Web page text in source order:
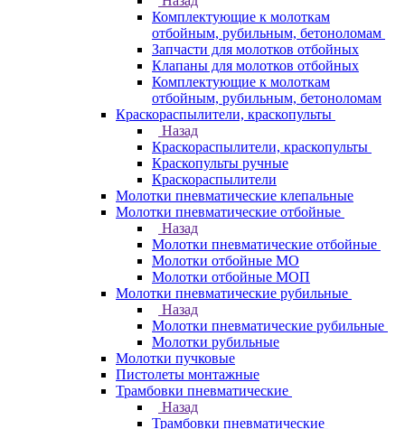
Комплектующие к молоткам
отбойным, рубильным, бетоноломам
Запчасти для молотков отбойных
Клапаны для молотков отбойных
Комплектующие к молоткам
отбойным, рубильным, бетоноломам
Краскораспылители, краскопульты
Назад
Краскораспылители, краскопульты
Краскопульты ручные
Краскораспылители
Молотки пневматические клепальные
Молотки пневматические отбойные
Назад
Молотки пневматические отбойные
Молотки отбойные МО
Молотки отбойные МОП
Молотки пневматические рубильные
Назад
Молотки пневматические рубильные
Молотки рубильные
Молотки пучковые
Пистолеты монтажные
Трамбовки пневматические
Назад
Трамбовки пневматические